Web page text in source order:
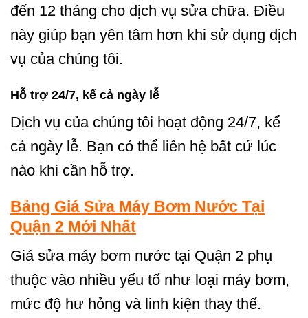
đến 12 tháng cho dịch vụ sửa chữa. Điều
này giúp bạn yên tâm hơn khi sử dụng dịch
vụ của chúng tôi.
Hỗ trợ 24/7, kể cả ngày lễ
Dịch vụ của chúng tôi hoạt động 24/7, kể
cả ngày lễ. Bạn có thể liên hệ bất cứ lúc
nào khi cần hỗ trợ.
Bảng Giá Sửa Máy Bơm Nước Tại
Quận 2 Mới Nhất
Giá sửa máy bơm nước tại Quận 2 phụ
thuộc vào nhiều yếu tố như loại máy bơm,
mức độ hư hỏng và linh kiện thay thế.